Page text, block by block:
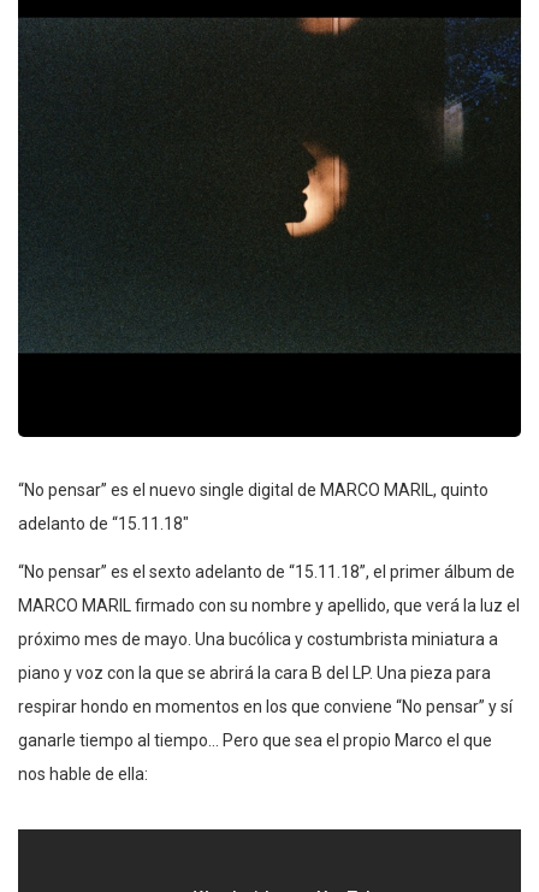
“No pensar” es el nuevo single digital de MARCO MARIL, quinto
adelanto de “15.11.18″
“No pensar” es el sexto adelanto de “15.11.18”, el primer álbum de
MARCO MARIL firmado con su nombre y apellido, que verá la luz el
próximo mes de mayo. Una bucólica y costumbrista miniatura a
piano y voz con la que se abrirá la cara B del LP. Una pieza para
respirar hondo en momentos en los que conviene “No pensar” y sí
ganarle tiempo al tiempo… Pero que sea el propio Marco el que
nos hable de ella: